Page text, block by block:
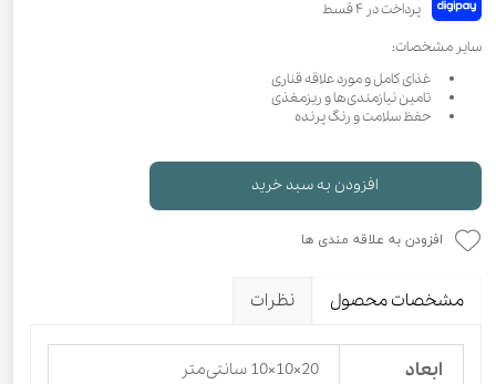
سایر مشخصات:
غذای کامل و مورد علاقه قناری
تامین نیازمندی‌ها و ریزمغذی
حفظ سلامت و رنگ پرنده
افزودن به سبد خرید
افزودن به علاقه مندی ها
مشخصات محصول نظرات
ابعاد 20×10×10 سانتی‌متر